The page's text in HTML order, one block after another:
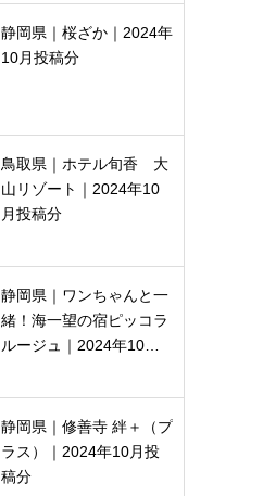
静岡県｜桜ざか｜2024年
10月投稿分
鳥取県｜ホテル旬香 大
山リゾート｜2024年10
月投稿分
静岡県｜ワンちゃんと一
緒！海一望の宿ピッコラ
ルージュ｜2024年10…
静岡県｜修善寺 絆＋（プ
ラス）｜2024年10月投
稿分